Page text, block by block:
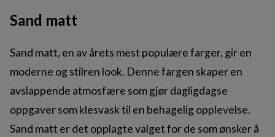
Sand matt
Sand matt, en av årets mest populære farger, gir en
moderne og stilren look. Denne fargen skaper en
avslappende atmosfære som gjør dagligdagse
oppgaver som klesvask til en behagelig opplevelse.
Sand matt er det opplagte valget for de som ønsker å